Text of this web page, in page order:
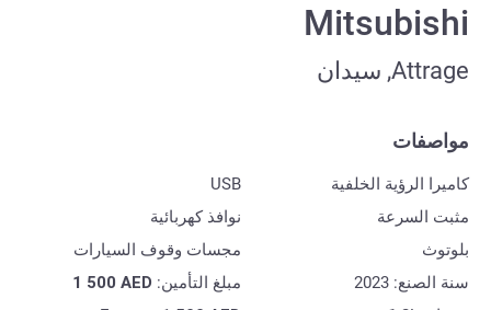
Mitsubishi
Attrage, سيدان
مواصفات
كاميرا الرؤية الخلفية
مثبت السرعة
بلوتوث
سنة الصنع: 2023
USB
نوافذ كهربائية
مجسات وقوف السيارات
مبلغ التأمين:
1 500 AED